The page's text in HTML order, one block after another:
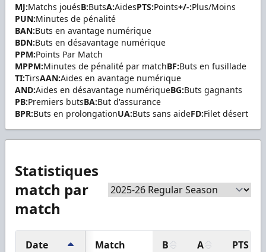
MJ:Matchs jouésB:ButsA:AidesPTS:Points+/-:Plus/Moins
PUN:Minutes de pénalité
BAN:Buts en avantage numérique
BDN:Buts en désavantage numérique
PPM:Points Par Match
MPPM:Minutes de pénalité par matchBF:Buts en fusillade
TI:TirsAAN:Aides en avantage numérique
AND:Aides en désavantage numériqueBG:Buts gagnants
PB:Premiers butsBA:But d'assurance
BPR:Buts en prolongationUA:Buts sans aideFD:Filet désert
Statistiques
match par
match
Date Match B A PTS